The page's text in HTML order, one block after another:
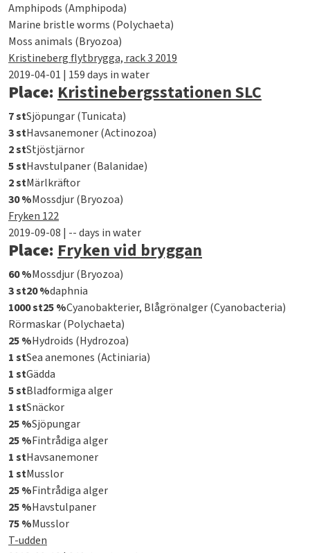
Amphipods (Amphipoda)
Marine bristle worms (Polychaeta)
Moss animals (Bryozoa)
Kristineberg flytbrygga, rack 3 2019
2019-04-01 | 159 days in water
Place:Kristinebergsstationen SLC
7 stSjöpungar (Tunicata)
3 stHavsanemoner (Actinozoa)
2 stStjöstjärnor
5 stHavstulpaner (Balanidae)
2 stMärlkräftor
30 %Mossdjur (Bryozoa)
Fryken 122
2019-09-08 | -- days in water
Place:Fryken vid bryggan
60 %Mossdjur (Bryozoa)
3 st20 %daphnia
1000 st25 %Cyanobakterier, Blågrönalger (Cyanobacteria)
Rörmaskar (Polychaeta)
25 %Hydroids (Hydrozoa)
1 stSea anemones (Actiniaria)
1 stGädda
5 stBladformiga alger
1 stSnäckor
25 %Sjöpungar
25 %Fintrådiga alger
1 stHavsanemoner
1 stMusslor
25 %Fintrådiga alger
25 %Havstulpaner
75 %Musslor
T-udden